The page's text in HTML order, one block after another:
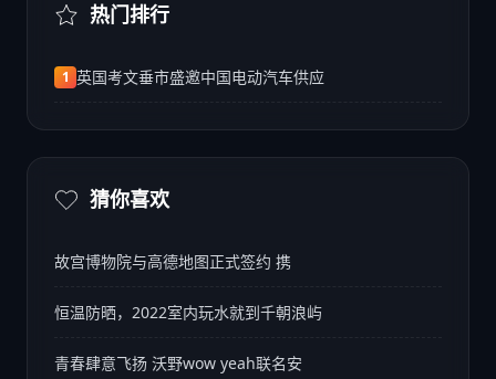
热门排行
1 英国考文垂市盛邀中国电动汽车供应
猜你喜欢
故宫博物院与高德地图正式签约 携
恒温防晒，2022室内玩水就到千朝浪屿
青春肆意飞扬 沃野wow yeah联名安